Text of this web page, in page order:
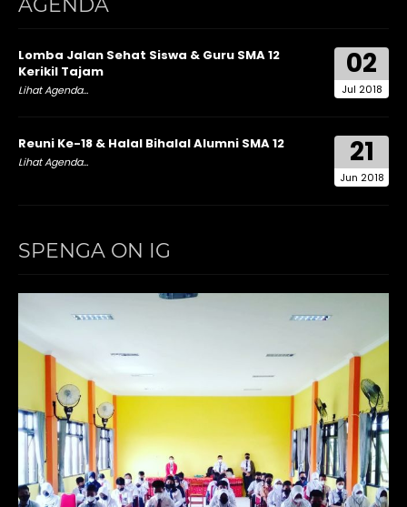
AGENDA
02
Jul 2018
Lomba Jalan Sehat Siswa & Guru SMA 12
Kerikil Tajam
Lihat Agenda...
21
Jun 2018
Reuni Ke-18 & Halal Bihalal Alumni SMA 12
Lihat Agenda...
SPENGA ON IG